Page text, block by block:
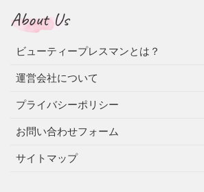
About Us
ビューティープレスマンとは？
運営会社について
プライバシーポリシー
お問い合わせフォーム
サイトマップ